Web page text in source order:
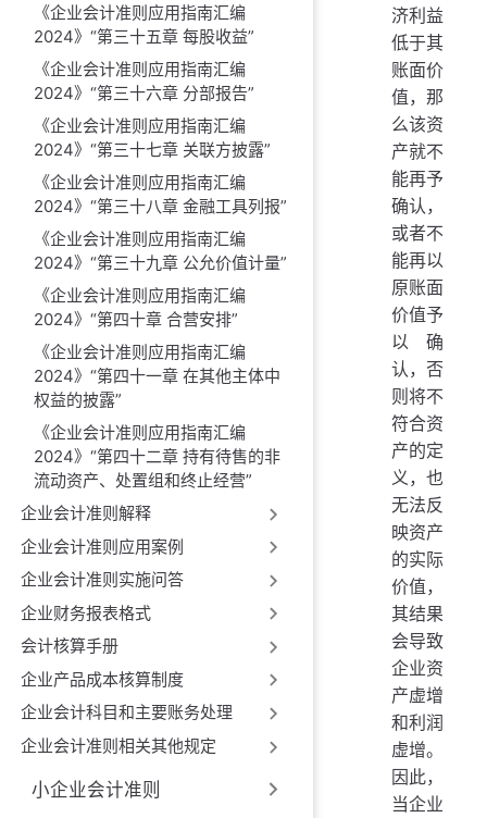
《企业会计准则应用指南汇编
2024》“第三十五章 每股收益”
《企业会计准则应用指南汇编
2024》“第三十六章 分部报告”
《企业会计准则应用指南汇编
2024》“第三十七章 关联方披露”
《企业会计准则应用指南汇编
2024》“第三十八章 金融工具列报”
《企业会计准则应用指南汇编
2024》“第三十九章 公允价值计量”
《企业会计准则应用指南汇编
2024》“第四十章 合营安排”
《企业会计准则应用指南汇编
2024》“第四十一章 在其他主体中
权益的披露”
《企业会计准则应用指南汇编
2024》“第四十二章 持有待售的非
流动资产、处置组和终止经营”
企业会计准则解释
企业会计准则应用案例
企业会计准则实施问答
企业财务报表格式
会计核算手册
企业产品成本核算制度
企业会计科目和主要账务处理
企业会计准则相关其他规定
小企业会计准则
济利益
低于其
账面价
值，那
么该资
产就不
能再予
确认，
或者不
能再以
原账面
价值予
以确
认，否
则将不
符合资
产的定
义，也
无法反
映资产
的实际
价值，
其结果
会导致
企业资
产虚增
和利润
虚增。
因此，
当企业